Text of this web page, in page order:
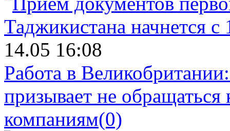
14.05 16:08
Работа в
призывает не
компаниям(0)